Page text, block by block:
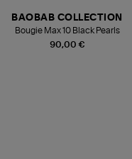
90,00 €
BAOBAB COLLECTION
Bougie Max 10 Black Pearls